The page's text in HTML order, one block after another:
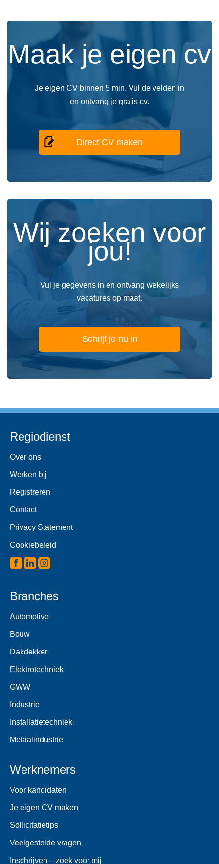
Maak je eigen cv
Je eigen CV binnen 5 min. Vul de velden in
en ontvang je gratis cv.
Direct CV maken
Wij zoeken voor
jou!
Vul je gegevens in en ontvang wekelijks
vacatures op maat.
Schrijf je nu in
Regiodienst
Over ons
Werken bij
Registreren
Contact
Privacy Statement
Cookiebeleid
Branches
Automotive
Bouw
Dakdekker
Elektrotechniek
GWW
Industrie
Installatietechniek
Metaalindustrie
Werknemers
Voor kandidaten
Je eigen CV maken
Sollicitatietips
Veelgestelde vragen
Inschrijven – zoek voor mij